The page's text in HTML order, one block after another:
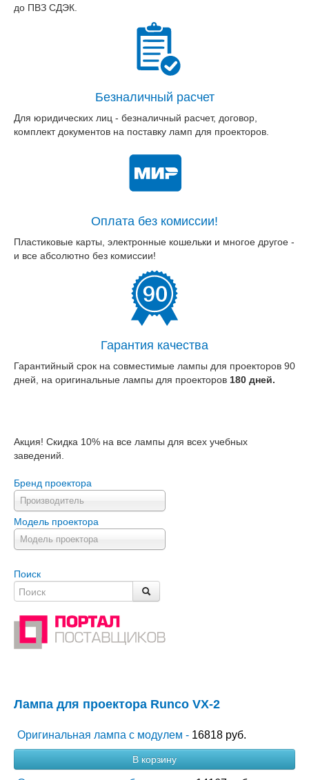
до ПВЗ СДЭК.
Безналичный расчет
Для юридических лиц - безналичный расчет, договор,
комплект документов на поставку ламп для проекторов.
Оплата без комиссии!
Пластиковые карты, электронные кошельки и многое другое -
и все абсолютно без комиссии!
Гарантия качества
Гарантийный срок на совместимые лампы для проекторов 90
дней, на оригинальные лампы для проекторов 180 дней.
Акция! Скидка 10% на все лампы для всех учебных
заведений.
Бренд проектора
Производитель
Модель проектора
Модель проектора
Поиск
Лампа для проектора Runco VX-2
Оригинальная лампа с модулем - 16818 руб.
В корзину